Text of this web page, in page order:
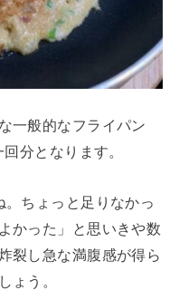
一般的なフライパン
分となります。
ちょっと足りなかっ
かった」と思いきや数
裂し急な満腹感が得ら
ょう。